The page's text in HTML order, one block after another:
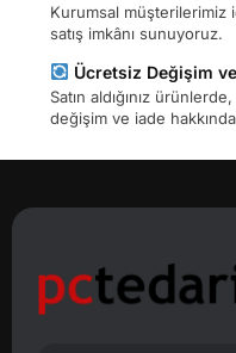
Kurumsal müşterilerimiz
satış imkânı sunuyoruz.
Ücretsiz Değişim
Satın aldığınız
değişim ve iade